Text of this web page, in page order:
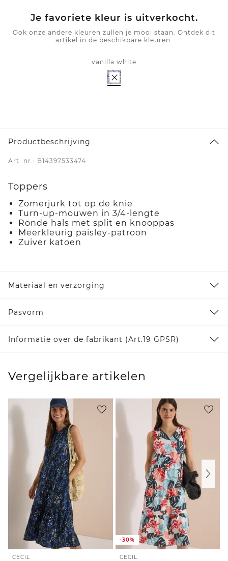
Je favoriete kleur is uitverkocht.
Ook onze andere kleuren zullen je mooi staan. Ontdek dit
artikel in de beschikbare kleuren.
vanilla white
Productbeschrijving
Art. nr.: B14397533474
Toppers
Zomerjurk tot op de knie
Turn-up-mouwen in 3/4-lengte
Ronde hals met split en knooppas
Meerkleurig paisley-patroon
Zuiver katoen
Materiaal en verzorging
Pasvorm
Informatie over de fabrikant (Art.19 GPSR)
Vergelijkbare artikelen
CECIL
-30%
CECIL